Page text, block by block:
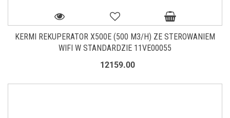
KERMI REKUPERATOR X500E (500 M3/H) ZE STEROWANIEM
WIFI W STANDARDZIE 11VE00055
12159.00